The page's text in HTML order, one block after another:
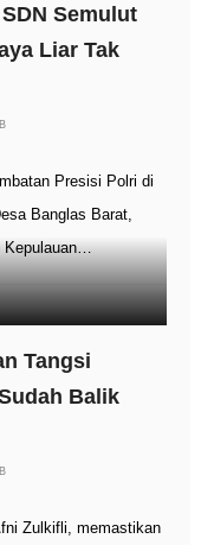
Semulut
Liar Tak
Presisi Polri di
Banglas Barat,
Kepulauan…
Tangsi
Balik
Zulkifli, memastikan